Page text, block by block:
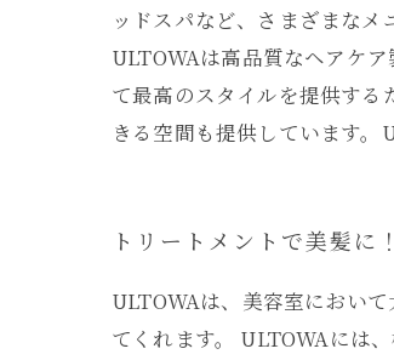
ッドスパなど、さまざまな
ULTOWAは高品質なヘアケ
て最高のスタイルを提供する
きる空間も提供しています。
トリートメントで美髪
ULTOWAは、美容室におい
てくれます。 ULTOWAには